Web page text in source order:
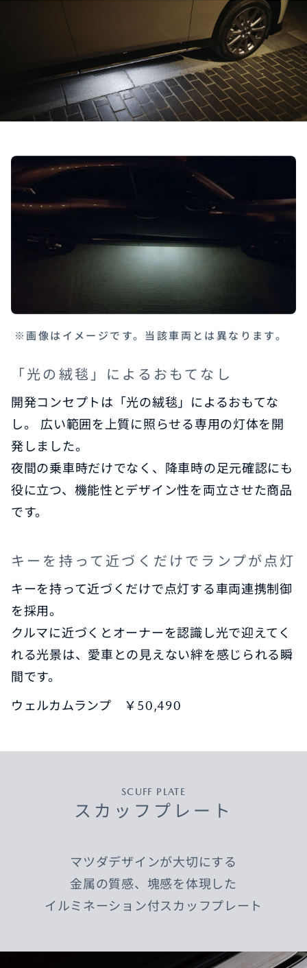
※画像はイメージです。当該車両とは異なります。
「光の絨毯」によるおもてなし
開発コンセプトは「光の絨毯」によるおもてな
し。 広い範囲を上質に照らせる専用の灯体を開
発しました。
夜間の乗車時だけでなく、降車時の足元確認にも
役に立つ、機能性とデザイン性を両立させた商品
です。
キーを持って近づくだけでランプが点灯
キーを持って近づくだけで点灯する車両連携制御
を採用。
クルマに近づくとオーナーを認識し光で迎えてく
れる光景は、愛車との見えない絆を感じられる瞬
間です。
ウェルカムランプ ￥50,490
SCUFF PLATE
スカッフプレート
マツダデザインが大切にする
金属の質感、塊感を体現した
イルミネーション付スカッフプレート